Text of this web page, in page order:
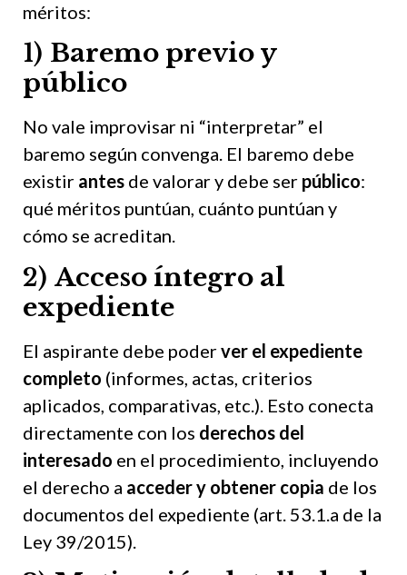
méritos:
1) Baremo previo y
público
No vale improvisar ni “interpretar” el
baremo según convenga. El baremo debe
existir antes de valorar y debe ser público:
qué méritos puntúan, cuánto puntúan y
cómo se acreditan.
2) Acceso íntegro al
expediente
El aspirante debe poderver el expediente
completo (informes, actas, criterios
aplicados, comparativas, etc.). Esto conecta
directamente con los derechos del
interesado en el procedimiento, incluyendo
el derecho a acceder y obtener copia de los
documentos del expediente (art. 53.1.a de la
Ley 39/2015).